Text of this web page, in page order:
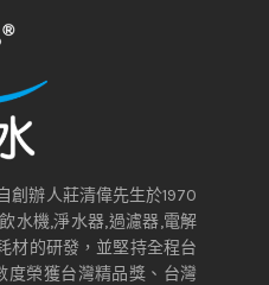
創辦人莊清偉先生於1970
水機,淨水器,過濾器,電解
材的研發，並堅持全程台
度榮獲台灣精品獎、台灣